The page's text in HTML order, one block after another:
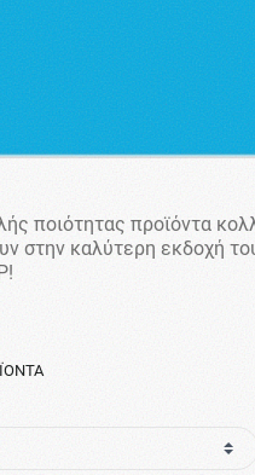
ποιότητας προϊόντα
στην καλύτερη εκδοχή